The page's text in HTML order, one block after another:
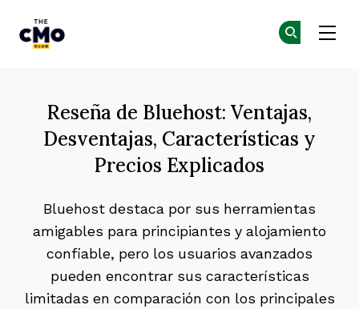
Reseña de Bluehost: Ventajas,
Desventajas, Características y
Precios Explicados
Bluehost destaca por sus herramientas
amigables para principiantes y alojamiento
confiable, pero los usuarios avanzados
pueden encontrar sus características
limitadas en comparación con los principales